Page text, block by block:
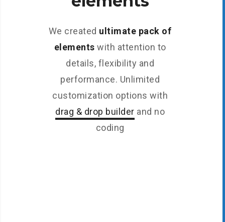
We created ultimate pack of
elements with attention to
details, flexibility and
performance. Unlimited
customization options with
drag & drop builder and no
coding